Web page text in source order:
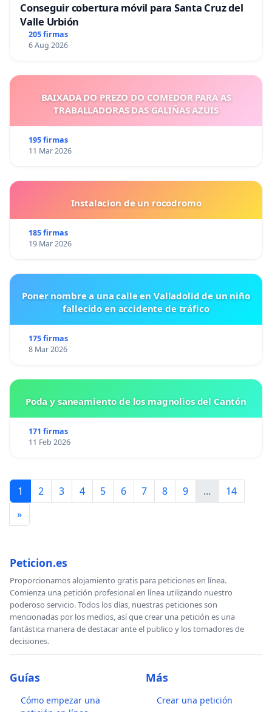
Conseguir cobertura móvil para Santa Cruz del
Valle Urbión
205 firmas
6 Aug 2026
BAIXADA DO PREZO DO COMEDOR PARA AS
TRABALLADORAS DAS GALIÑAS AZUIS
195 firmas
11 Mar 2026
Instalacion de un rocodromo
185 firmas
19 Mar 2026
Poner nombre a una calle en Valladolid de un niño
fallecido en accidente de tráfico
175 firmas
8 Mar 2026
Poda y saneamiento de los magnolios del Cantón
171 firmas
11 Feb 2026
1 2 3 4 5 6 7 8 9 ...
14
»
Peticion.es
Proporcionamos alojamiento gratis para peticiones en línea.
Comienza una petición profesional en línea utilizando nuestro
poderoso servicio. Todos los días, nuestras peticiones son
mencionadas por los medios, así que crear una petición es una
fantástica manera de destacar ante el publico y los tomadores de
decisiones.
Guías
Cómo empezar una
Más
Crear una petición